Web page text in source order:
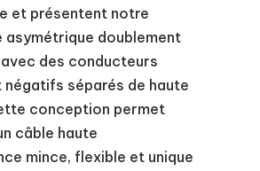
et présentent notre
asymétrique doublement
des conducteurs
séparés de haute
conception permet
câble haute
mince, flexible et unique